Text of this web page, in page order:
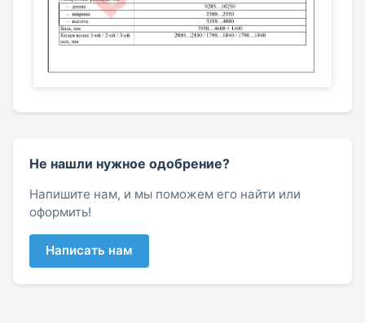
Не нашли нужное одобрение?
Напишите нам, и мы поможем его найти или
оформить!
Написать нам